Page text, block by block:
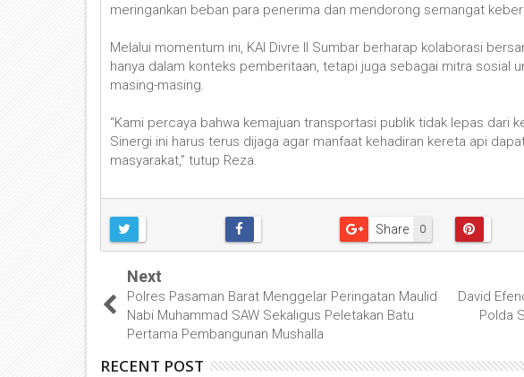
meringankan beban para penerima dan mendorong semangat
Melalui momentum ini, KAI Divre II Sumbar berharap kolaborasi
hanya dalam konteks pemberitaan, tetapi juga sebagai mitra sosial
masing-masing.
“Kami percaya bahwa kemajuan transportasi publik tidak lepas dari
Sinergi ini harus terus dijaga agar manfaat kehadiran kereta api
masyarakat,” tutup Reza.
0
Share
Next
Polres Pasaman Barat Menggelar Peringatan Maulid
Nabi Muhammad SAW Sekaligus Peletakan Batu
Pertama Pembangunan Mushalla
David
Polda
RECENT POST